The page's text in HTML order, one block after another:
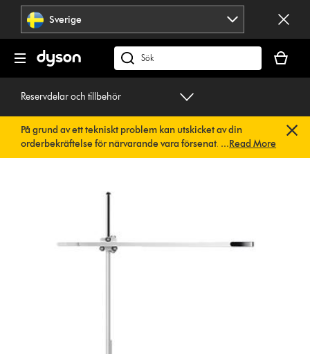
Hoppa
navigering
Sverige
Sök
på
dyson.se
är
tom
Reservdelar och tillbehör
På grund av ett tekniskt problem kan utskicket av din
orderbekräftelse för närvarande vara försenat. Vi arbetar
redan på en snabb lösning.Du behöver inte göra någonting.
...Read More